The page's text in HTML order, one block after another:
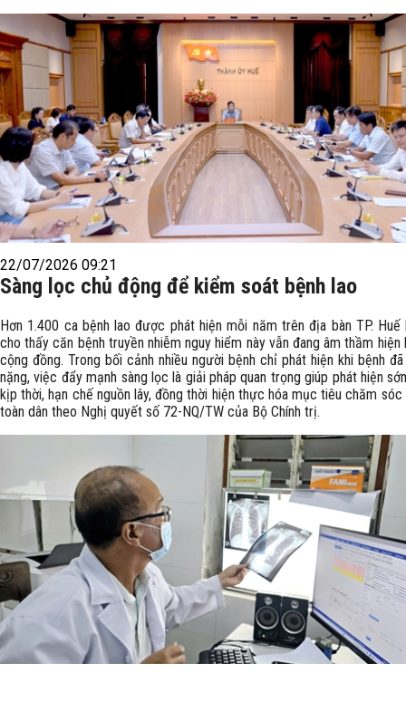
22/07/2026 09:21
Sàng lọc chủ động để kiểm soát bệnh lao
Hơn 1.400 ca bệnh lao được phát hiện mỗi năm trên địa bàn TP.
cho thấy căn bệnh truyền nhiễm nguy hiểm này vẫn đang âm thầm hiện
cộng đồng. Trong bối cảnh nhiều người bệnh chỉ phát hiện khi bệnh
nặng, việc đẩy mạnh sàng lọc là giải pháp quan trọng giúp phát hiện
kịp thời, hạn chế nguồn lây, đồng thời hiện thực hóa mục tiêu chăm
toàn dân theo Nghị quyết số 72-NQ/TW của Bộ Chính trị.